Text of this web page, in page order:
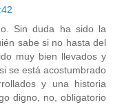
Sin duda ha sido la
sabe si no hasta del
muy bien llevados y
se está acostumbrado
y una historia
digno, no, obligatorio